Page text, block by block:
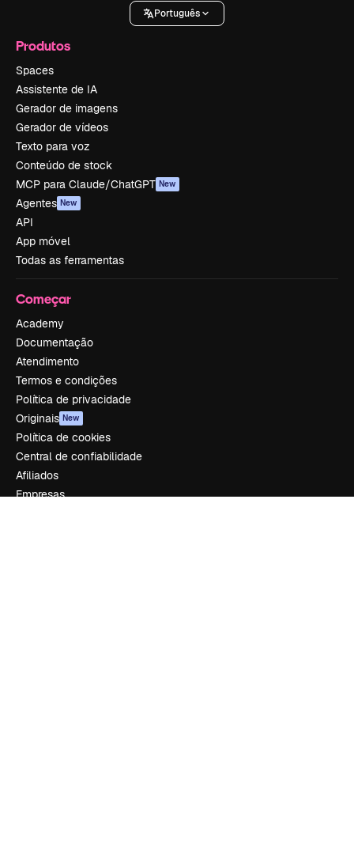
Português
Produtos
Spaces
Assistente de IA
Gerador de imagens
Gerador de vídeos
Texto para voz
Conteúdo de stock
MCP para Claude/ChatGPT New
Agentes New
API
App móvel
Todas as ferramentas
Começar
Academy
Documentação
Atendimento
Termos e condições
Política de privacidade
Originais New
Política de cookies
Central de confiabilidade
Afiliados
Empresas